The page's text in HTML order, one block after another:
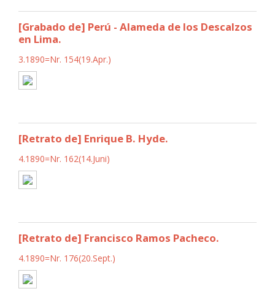
[Grabado de] Perú - Alameda de los Descalzos
en Lima.
3.1890=Nr. 154(19.Apr.)
[Retrato de] Enrique B. Hyde.
4.1890=Nr. 162(14.Juni)
[Retrato de] Francisco Ramos Pacheco.
4.1890=Nr. 176(20.Sept.)